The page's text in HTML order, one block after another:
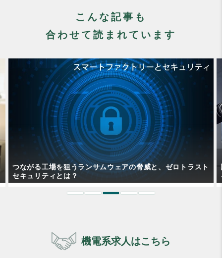
こんな記事も
合わせて読まれています
つながる工場を狙うランサムウェアの脅威と、ゼロトラスト
セキュリティとは？
機電系求人はこちら